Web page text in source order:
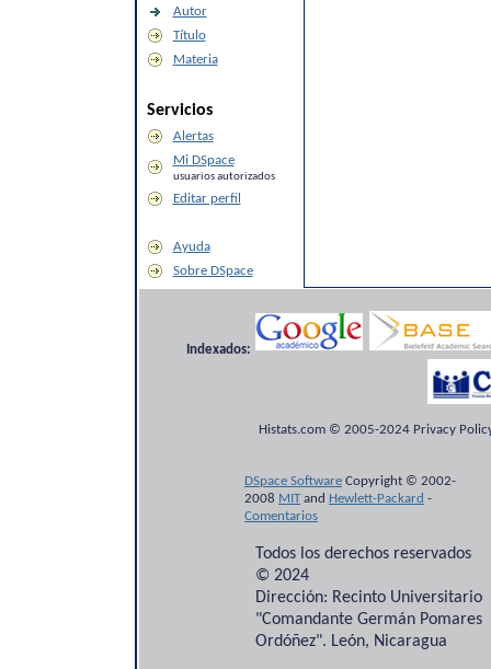
Autor
Título
Materia
Servicios
Alertas
Mi DSpace
usuarios autorizados
Editar perfil
Ayuda
Sobre DSpace
Indexados:
Histats.com © 2005-2024 Privacy
DSpace Software Copyright © 2002-
2008 MITand Hewlett-Packard -
Comentarios
Todos los derechos reservados
© 2024
Dirección: Recinto Universitario
"Comandante Germán Pomares
Ordóñez". León, Nicaragua